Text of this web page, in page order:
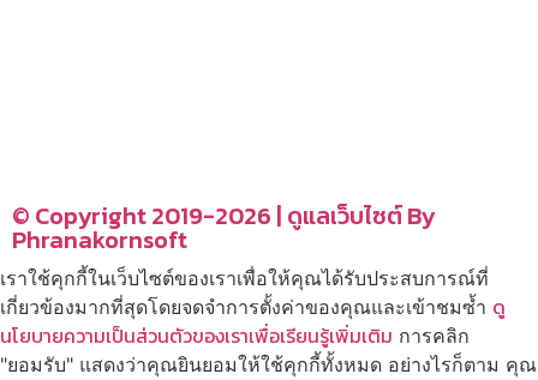
© Copyright 2019-2026 | ดูแลเว็บไซต์ By
Phranakornsoft
เราใช้คุกกี้ในเว็บไซต์ของเราเพื่อให้คุณได้รับประสบการณ์ที่
เกี่ยวข้องมากที่สุดโดยจดจำการตั้งค่าของคุณและเข้าชมซ้ำ ดู
นโยบายความเป็นส่วนตัวของเราเพื่อเรียนรู้เพิ่มเติม การคลิก
"ยอมรับ" แสดงว่าคุณยินยอมให้ใช้คุกกี้ทั้งหมด อย่างไรก็ตาม คุณ